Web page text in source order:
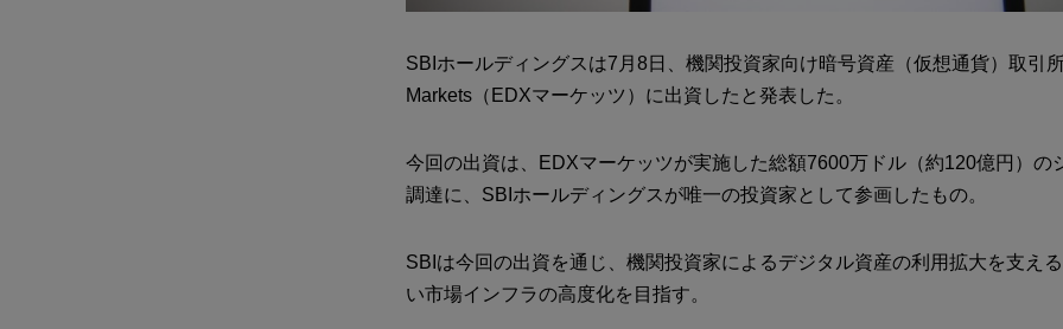
SBIホールディングスは7月8日、機関投資家向け暗号資産（仮想通貨）取引
Markets（EDXマーケッツ）に出資したと発表した。
今回の出資は、EDXマーケッツが実施した総額7600万ドル（約120億円）の
調達に、SBIホールディングスが唯一の投資家として参画したもの。
SBIは今回の出資を通じ、機関投資家によるデジタル資産の利用拡大を支え
い市場インフラの高度化を目指す。